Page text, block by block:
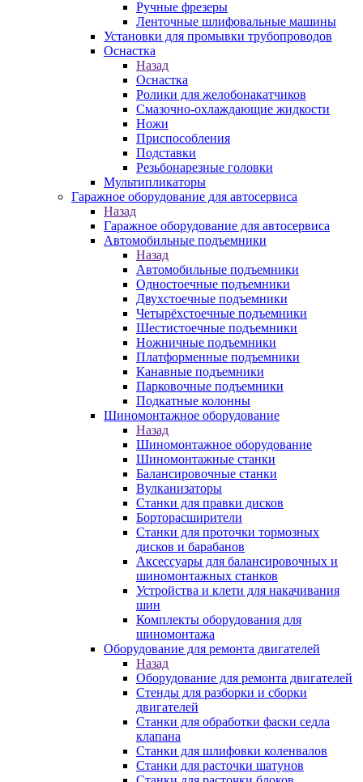
Ручные фрезеры
Ленточные шлифовальные машины
Установки для промывки трубопроводов
Оснастка
Назад
Оснастка
Ролики для желобонакатчиков
Смазочно-охлаждающие жидкости
Ножи
Приспособления
Подставки
Резьбонарезные головки
Мультипликаторы
Гаражное оборудование для автосервиса
Назад
Гаражное оборудование для автосервиса
Автомобильные подъемники
Назад
Автомобильные подъемники
Одностоечные подъемники
Двухстоечные подъемники
Четырёхстоечные подъемники
Шестистоечные подъемники
Ножничные подъемники
Платформенные подъемники
Канавные подъемники
Парковочные подъемники
Подкатные колонны
Шиномонтажное оборудование
Назад
Шиномонтажное оборудование
Шиномонтажные станки
Балансировочные станки
Вулканизаторы
Станки для правки дисков
Борторасширители
Станки для проточки тормозных
дисков и барабанов
Аксессуары для балансировочных и
шиномонтажных станков
Устройства и клети для накачивания
шин
Комплекты оборудования для
шиномонтажа
Оборудование для ремонта двигателей
Назад
Оборудование для ремонта двигателей
Стенды для разборки и сборки
двигателей
Станки для обработки фаски седла
клапана
Станки для шлифовки коленвалов
Станки для расточки шатунов